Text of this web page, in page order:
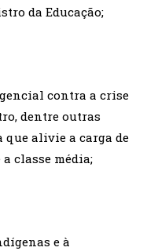
da Educação;
contra a crise
dentre outras
alivie a carga de
classe média;
e à